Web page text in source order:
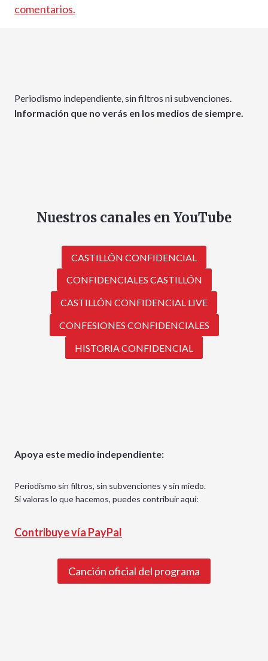
comentarios.
Periodismo independiente, sin filtros ni subvenciones.
Información que no verás en los medios de siempre.
Nuestros canales en YouTube
CASTILLÓN CONFIDENCIAL
CONFIDENCIALES CASTILLÓN
CASTILLÓN CONFIDENCIAL LIVE
CONFESIONES CONFIDENCIALES
HISTORIA CONFIDENCIAL
Apoya este medio independiente:
Periodismo sin filtros, sin subvenciones y sin miedo.
Si valoras lo que hacemos, puedes contribuir aquí:
Contribuye vía PayPal
Canción oficial del programa